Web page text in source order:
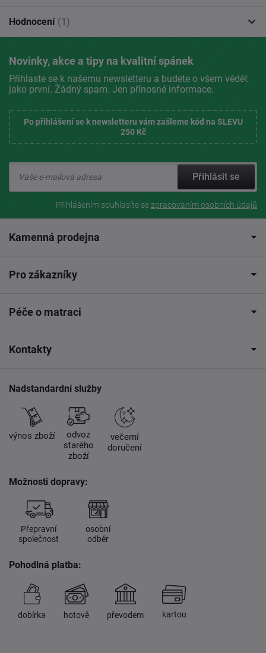
Hodnocení (1)
Novinky, akce a tipy na kvalitní spánek
Přihlaste se k našemu newsletteru a budete o všem vědět
jako první. Žádný spam. Jen přínosné informace.
Po přihlášení se k newsletteru vám zašleme kód na SLEVU
250 Kč
Přihlásit se
Přihlášením souhlasíte sezpracovaním osobních údajů
Kamenná prodejna
Pro zákazníky
Péče o matraci
Kontakty
Nadstandardní služby
výnos zboží
odvoz
starého
zboží
večerní
doručení
Možnosti dopravy:
Přepravní
společnost
osobní
odběr
Pohodlná platba:
dobírka hotově převodem kartou